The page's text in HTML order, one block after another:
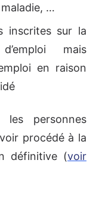
maladie, …
inscrites sur la
mais
en raison
les personnes
procédé à la
définitive (voir